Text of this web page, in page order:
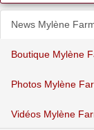
News Mylène
Boutique Mylène
Photos Mylène
Vidéos Mylène